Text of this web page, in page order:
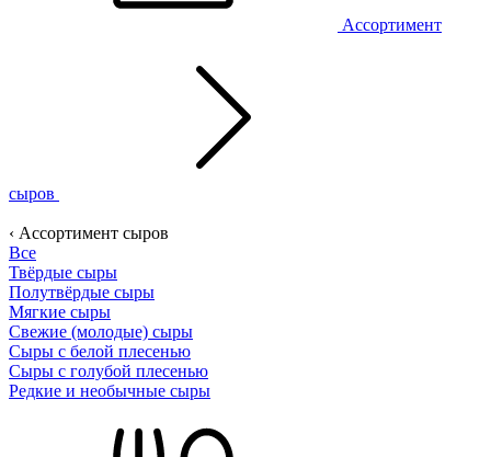
Ассортимент
сыров
‹ Ассортимент сыров
Все
Твёрдые сыры
Полутвёрдые сыры
Мягкие сыры
Свежие (молодые) сыры
Сыры с белой плесенью
Сыры с голубой плесенью
Редкие и необычные сыры